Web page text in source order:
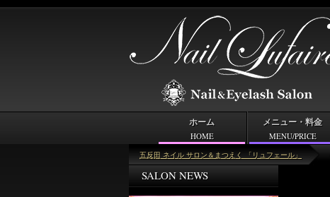
五反田 ネイル サロン＆まつえく 「リュフェール」
＜キーワード＞落書き
SALON NEWS
ホーム
HOME
メニュー・料金
MENU/PRICE